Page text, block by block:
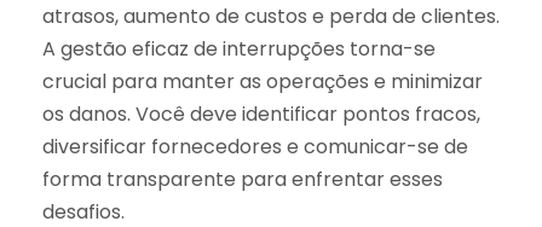
atrasos, aumento de custos e perda de clientes.
A gestão eficaz de interrupções torna-se
crucial para manter as operações e minimizar
os danos. Você deve identificar pontos fracos,
diversificar fornecedores e comunicar-se de
forma transparente para enfrentar esses
desafios.